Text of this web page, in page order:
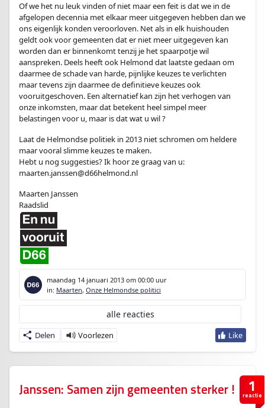
Of we het nu leuk vinden of niet maar een feit is dat we in de
afgelopen decennia met elkaar meer uitgegeven hebben dan we
ons eigenlijk konden veroorloven. Net als in elk huishouden
geldt ook voor gemeenten dat er niet meer uitgegeven kan
worden dan er binnenkomt tenzij je het spaarpotje wil
aanspreken. Deels heeft ook Helmond dat laatste gedaan om
daarmee de schade van harde, pijnlijke keuzes te verlichten
maar tevens zijn daarmee de definitieve keuzes ook
vooruitgeschoven. Een alternatief kan zijn het verhogen van
onze inkomsten, maar dat betekent heel simpel meer
belastingen voor u, maar is dat wat u wil ?
Laat de Helmondse politiek in 2013 niet schromen om heldere
maar vooral slimme keuzes te maken.
Hebt u nog suggesties? Ik hoor ze graag van u:
maarten.janssen@d66helmond.nl
Maarten Janssen
Raadslid
maandag 14 januari 2013 om 00:00 uur
in: Maarten, Onze Helmondse politici
Delen
alle reacties
1
reactie
Janssen: Samen zijn gemeenten sterker !